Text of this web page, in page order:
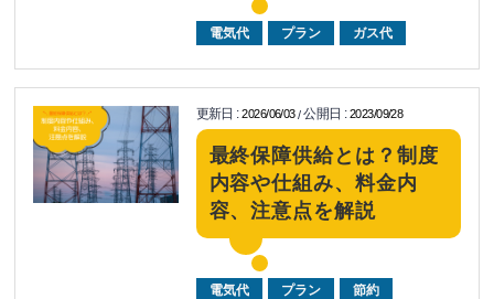
電気代 プラン ガス代
更新日 :2026/06/03/公開日 :2023/09/28
最終保障供給とは？制度
内容や仕組み、料金内
容、注意点を解説
電気代 プラン 節約